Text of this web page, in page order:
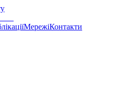
МережіКонтакти